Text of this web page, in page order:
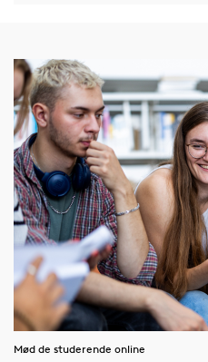
Mød de studerende online